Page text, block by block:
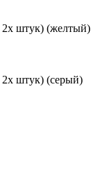
штук) (желтый)
штук) (серый)